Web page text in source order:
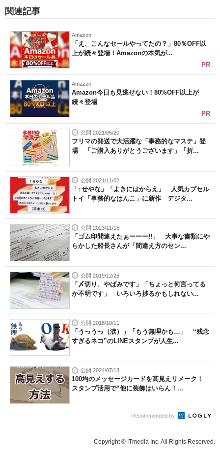
関連記事
Amazon
「え、こんなセールやってたの？」80％OFF以
上が続々登場！Amazonの本気が...
PR
Amazon
Amazon今日も見逃せない！80%OFF以上が
続々登場
PR
公開 2021/05/20
フリマの発送で大活躍な「事務的なマステ」登
場 「ご購入ありがとうございます」「折...
公開 2021/11/02
「↑せやな」「よきにはからえ」 人気カプセル
トイ「事務的なはんこ」に新作 デジタ...
公開 2023/11/15
「ゴム印間違えたぁーーー!!」 大事な書類にや
らかした船長さんが「間違え方のセン...
公開 2019/12/26
「〆切り、やばみです」「ちょっと何言ってる
か不明です」 いろいろ捗るかもしれない...
公開 2018/10/11
「うっうっ（涙）」「もう無理かも…」 “残念
すぎるネコ”のLINEスタンプが人生...
公開 2024/07/13
100均のメッセージカードを高見えリメーク！
スタンプ活用で“他に装飾はいらん！...
Recommended by
Copyright © ITmedia Inc. All Rights Reserved.